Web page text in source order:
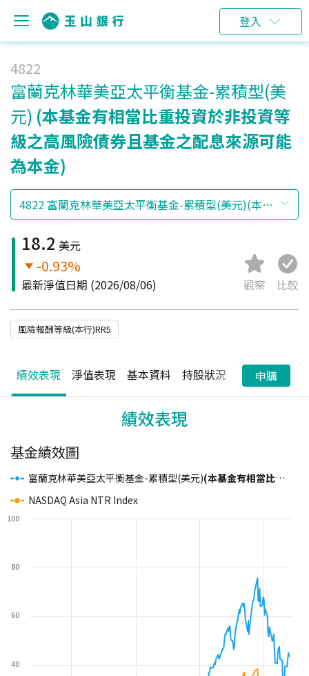
登入
4822
富蘭克林華美亞太平衡基金-累積型(美
元) (本基金有相當比重投資於非投資等
級之高風險債券且基金之配息來源可能
為本金)
18.2 美元
-0.93%
最新淨值日期 (2026/08/06) 觀察 比較
風險報酬等級(本行)RR5
績效表現 淨值表現 基本資料 持股狀況 配息狀況
申購
績效表現
基金績效圖
富蘭克林華美亞太平衡基金-累積型(美元)(本基金有相當比重投資於非投資等級之高風險債券且基金之配息來源可能為本金)
NASDAQ Asia NTR Index
40
60
80
100